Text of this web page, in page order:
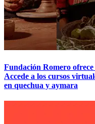
Fundación Romero
Accede a los cursos
en quechua y aymara